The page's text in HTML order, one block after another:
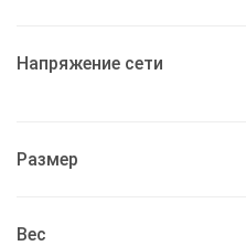
Напряжение сети
Размер
Вес